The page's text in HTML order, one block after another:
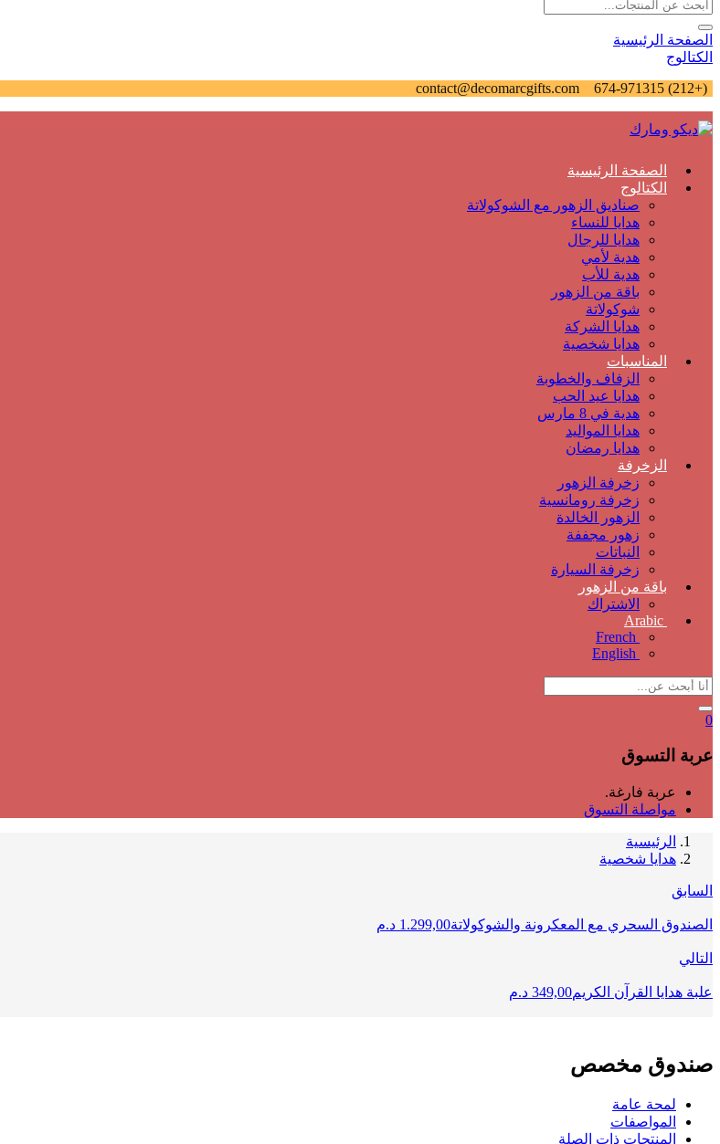
الصفحة الرئيسية
الكتالوج
(+212) 674-971315
contact@decomarcgifts.com
الصفحة الرئيسية
الكتالوج
صناديق الزهور مع الشوكولاتة
هدايا للنساء
هدايا للرجال
هدية لأمي
هدية للأب
باقة من الزهور
شوكولاتة
هدايا الشركة
هدايا شخصية
المناسبات
الزفاف والخطوبة
هدايا عيد الحب
هدية في 8 مارس
هدايا المواليد
هدايا رمضان
الزخرفة
زخرفة الزهور
زخرفة رومانسية
الزهور الخالدة
زهور مجففة
النباتات
زخرفة السيارة
باقة من الزهور
الاشتراك
Arabic
French
English
0
عربة التسوق
عربة فارغة.
مواصلة التسوق
الرئيسية
هدايا شخصية
السابق
الصندوق السحري مع المعكرونة والشوكولاتة1.299,00 د.م
التالي
علبة هدايا القرآن الكريم349,00 د.م
صندوق مخصص
لمحة عامة
المواصفات
المنتجات ذات الصلة